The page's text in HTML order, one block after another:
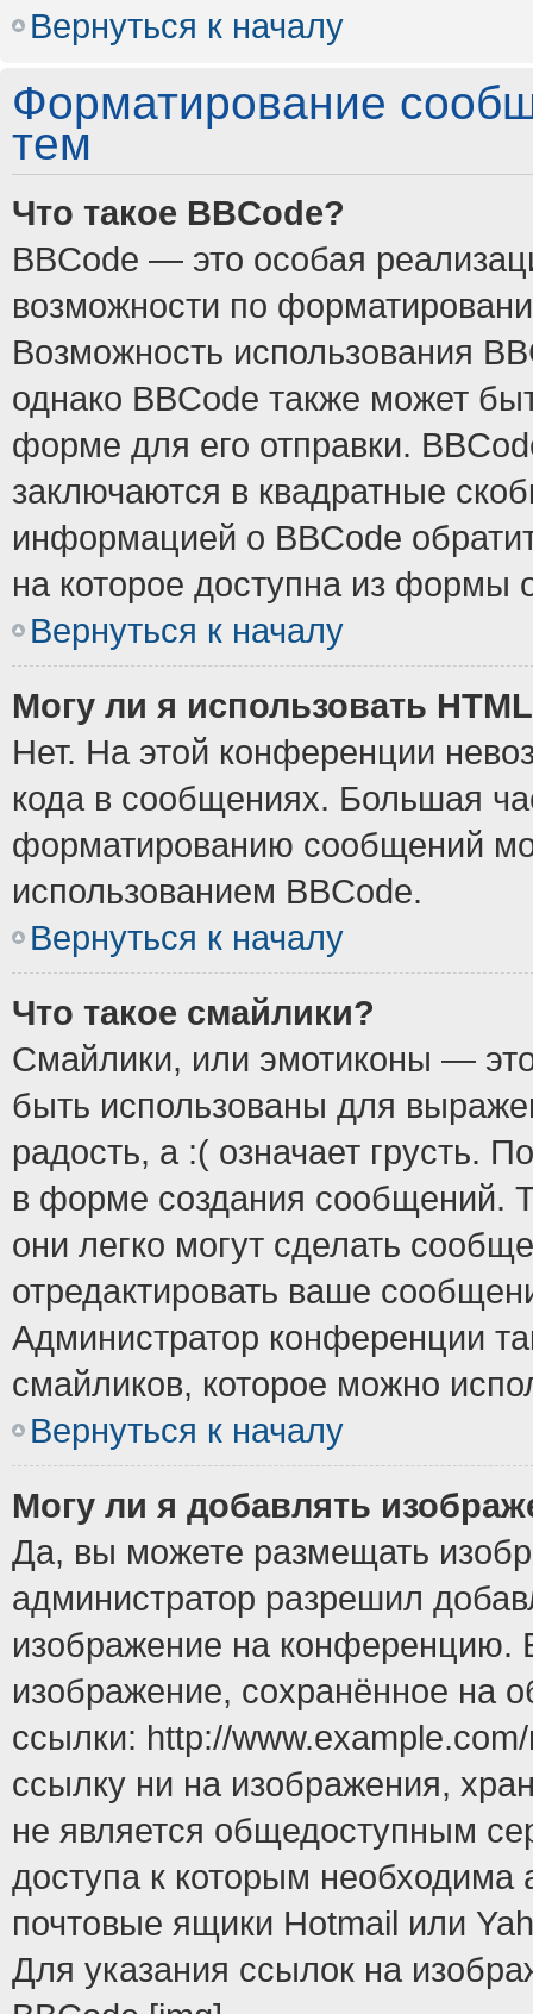
Вернуться к началу
Форматирование
тем
Что такое BBCode?
BBCode — это особая
возможности по
Возможность использования
однако BBCode также может
форме для его отправки.
заключаются в квадратные
информацией о BBCode
на которое доступна из формы
Вернуться к началу
Могу ли я использовать
Нет. На этой конференции
кода в сообщениях. Большая
форматированию сообщений
использованием BBCode.
Вернуться к началу
Что такое смайлики?
Смайлики, или эмотиконы —
быть использованы для
радость, а :( означает грусть.
в форме создания сообщений.
они легко могут сделать
отредактировать ваше
Администратор конференции
смайликов, которое можно
Вернуться к началу
Могу ли я добавлять
Да, вы можете размещать
администратор разрешил
изображение на конференцию.
изображение, сохранённое на
ссылки: http://
ссылку ни на изображения,
не является общедоступным
доступа к которым
почтовые ящики Hotmail или
Для указания ссылок на